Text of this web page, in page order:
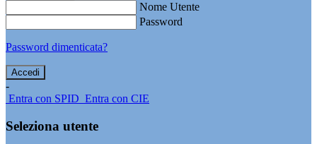
Nome Utente
Password
Password dimenticata?
-
Entra con SPID Entra con CIE
Seleziona utente